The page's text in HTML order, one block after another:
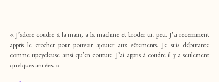
« J’adore coudre à la main, à la machine et broder un peu. J’ai récemment
appris le crochet pour pouvoir ajouter aux vêtements. Je suis débutante
comme upcycleuse ainsi qu’en couture. J’ai appris à coudre il y a seulement
quelques années. »